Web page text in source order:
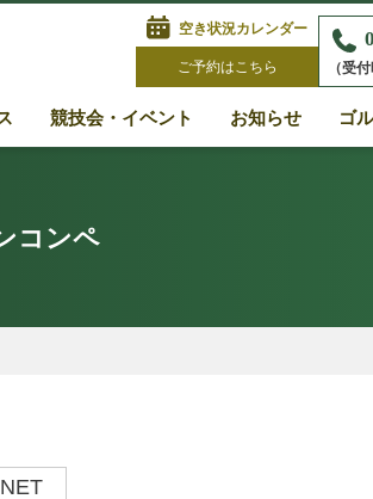
競技会・イベント お知らせ ゴ
空き状況カレンダー
ご予約はこちら （受
コンペ
NET